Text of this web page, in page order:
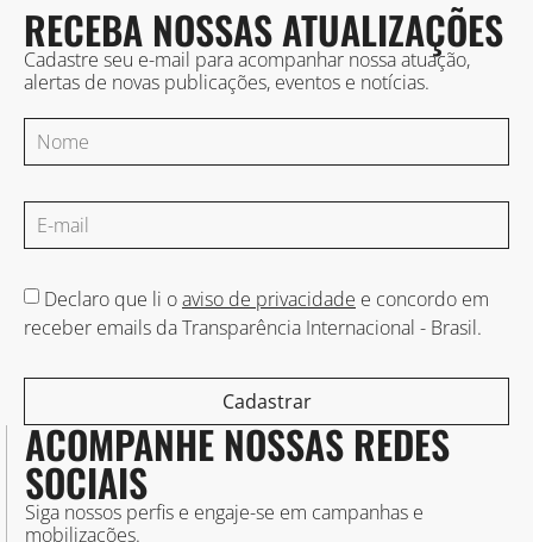
RECEBA NOSSAS ATUALIZAÇÕES
Cadastre seu e-mail para acompanhar nossa atuação,
alertas de novas publicações, eventos e notícias.
Declaro que li oaviso de privacidade e concordo em
receber emails da Transparência Internacional - Brasil.
Cadastrar
ACOMPANHE NOSSAS REDES
SOCIAIS
Siga nossos perfis e engaje-se em campanhas e
mobilizações.